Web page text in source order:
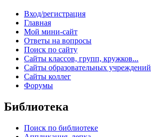
Вход/регистрация
Главная
Мой мини-сайт
Ответы на вопросы
Поиск по сайту
Сайты классов, групп, кружков...
Сайты образовательных учреждений
Сайты коллег
Форумы
Библиотека
Поиск по библиотеке